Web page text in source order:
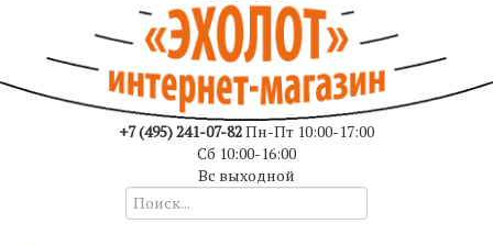
+7 (495) 241-07-82Пн-Пт 10:00-17:00
Сб 10:00-16:00
Вс выходной